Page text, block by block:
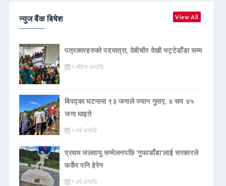
न्युज बैंक बिषेश View All
पत्रकारहरुको पदयात्रा, देबीचौर देखी भट्टेडाँडा सम्म
१ महिना अगाडि
बिपद्का घटनामा ९३ जनाले ज्यान गुमाए, ४ सय ४५
जना घाइते
१ वर्ष अगाडि
प्रथम जलवायु सम्मेलनपछि ‘गुफाडाँडा’लाई सरकारले
फर्केर पनि हेरेन
१ वर्ष अगाडि